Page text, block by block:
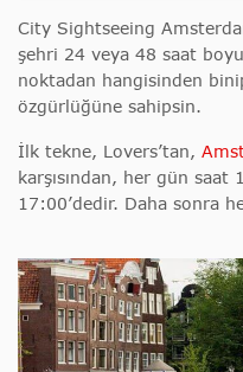
City Sightseeing
şehri 24 veya 48 saat
noktadan hangisinden
özgürlüğüne sahipsin.
İlk tekne, Lovers’tan,
karşısından, her gün saat
17:00’dedir. Daha sonra